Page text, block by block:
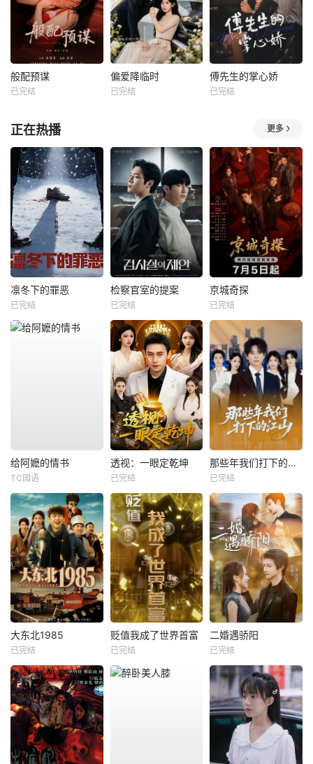
般配预谋
已完结
偏爱降临时
已完结
傅先生的掌心娇
已完结
正在热播 更多
凛冬下的罪恶
已完结
检察官室的提案
已完结
京城奇探
已完结
给阿嬷的情书
TC国语
透视：一眼定乾坤
已完结
那些年我们打下的江山
已完结
大东北1985
已完结
贬值我成了世界首富
已完结
二婚遇骄阳
已完结